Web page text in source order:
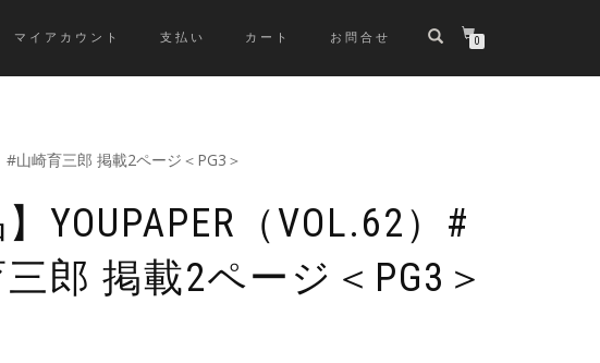
マイアカウント 支払い カート お問合せ 0
山崎育三郎 掲載2ページ＜PG3＞
】YOUPAPER（VOL.62）#
郎 掲載2ページ＜PG3＞